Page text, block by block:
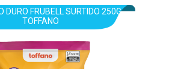
DURO FRUBELL SURTIDO 250G
TOFFANO